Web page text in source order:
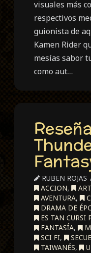
visuales más
respectivos
guionista de
Kamen Rider
mesías sabor
como aut…
RUBEN ROJAS
ACCION,
AVENTURA,
DRAMA DE
ES TAN CURSI
FANTASÍA,
SCI FI,
TAIWANÉS,